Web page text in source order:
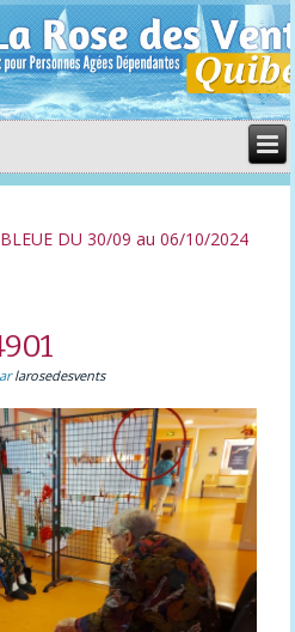
DU 30/09 au 06/10/2024
larosedesvents